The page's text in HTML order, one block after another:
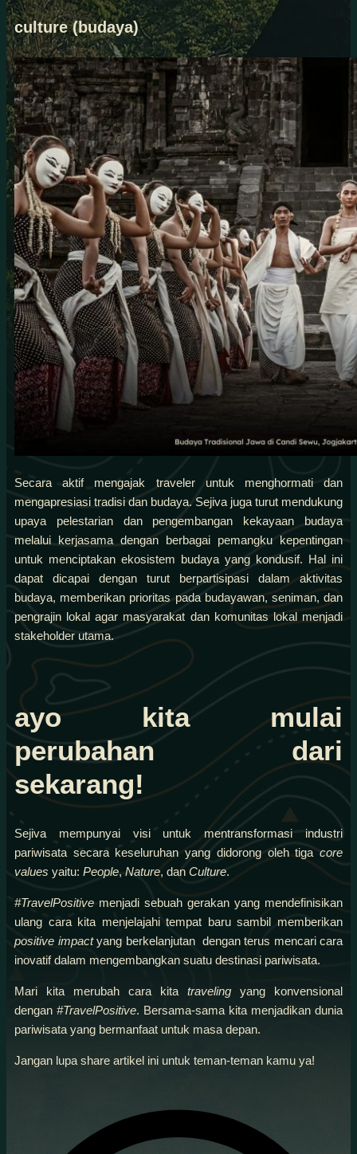
culture (budaya)
Secara aktif mengajak traveler untuk menghormati dan
mengapresiasi tradisi dan budaya. Sejiva juga turut mendukung
upaya pelestarian dan pengembangan kekayaan budaya
melalui kerjasama dengan berbagai pemangku kepentingan
untuk menciptakan ekosistem budaya yang kondusif. Hal ini
dapat dicapai dengan turut berpartisipasi dalam aktivitas
budaya, memberikan prioritas pada budayawan, seniman, dan
pengrajin lokal agar masyarakat dan komunitas lokal menjadi
stakeholder utama.
ayo kita mulai
perubahan dari
sekarang!
Sejiva mempunyai visi untuk mentransformasi industri
pariwisata secara keseluruhan yang didorong oleh tigacore
values yaitu: People, Nature, dan Culture.
#TravelPositive menjadi sebuah gerakan yang mendefinisikan
ulang cara kita menjelajahi tempat baru sambil memberikan
positive impactyang berkelanjutan dengan terus mencari cara
inovatif dalam mengembangkan suatu destinasi pariwisata.
Mari kita merubah cara kita traveling yang konvensional
dengan #TravelPositive. Bersama-sama kita menjadikan dunia
pariwisata yang bermanfaat untuk masa depan.
Jangan lupa share artikel ini untuk teman-teman kamu ya!